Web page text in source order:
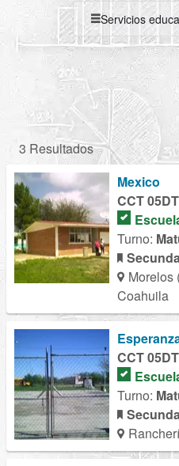
Servicios
3 Resultados
Mexico
CCT
Turno:
Morelos
Coahuila
CCT
Turno: